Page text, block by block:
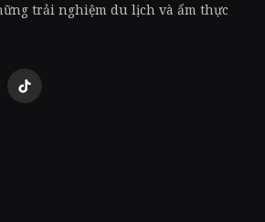
trải nghiệm du lịch và ẩm thực
TikTok